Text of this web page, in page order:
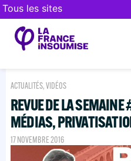
Tous les sites
ACTUALITÉS,VIDÉOS
REVUE DE LA SEMAINE
MÉDIAS,
17 NOVEMBRE 2016